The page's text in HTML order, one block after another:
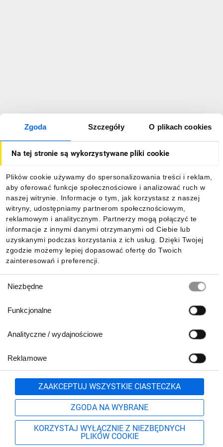
Zgoda Szczegóły O plikach cookies
Na tej stronie są wykorzystywane pliki cookie
Plików cookie używamy do spersonalizowania treści i reklam,
aby oferować funkcje społecznościowe i analizować ruch w
naszej witrynie. Informacje o tym, jak korzystasz z naszej
witryny, udostępniamy partnerom społecznościowym,
reklamowym i analitycznym. Partnerzy mogą połączyć te
informacje z innymi danymi otrzymanymi od Ciebie lub
uzyskanymi podczas korzystania z ich usług. Dzięki Twojej
zgodzie możemy lepiej dopasować ofertę do Twoich
zainteresowań i preferencji.
zgody
Niezbędne
Funkcjonalne
Analityczne / wydajnościowe
Reklamowe
ZAAKCEPTUJ WSZYSTKIE CIASTECZKA
ZGODA NA WYBRANE
KORZYSTAJ WYŁĄCZNIE Z NIEZBĘDNYCH
PLIKÓW COOKIE